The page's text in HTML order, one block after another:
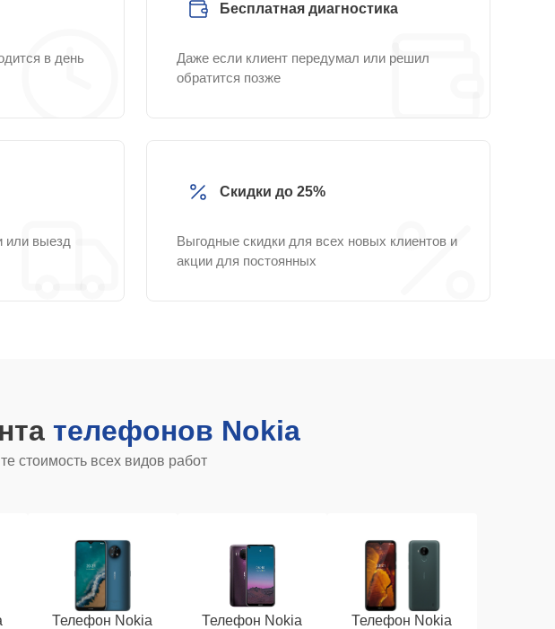
в день
Бесплатная диагностика
Даже если клиент передумал или решил
обратится позже
или выезд
Скидки до 25%
Выгодные скидки для всех новых клиентов и
акции для постоянных
телефонов Nokia
стоимость всех видов работ
Телефон Nokia
Телефон Nokia
Телефон Nokia